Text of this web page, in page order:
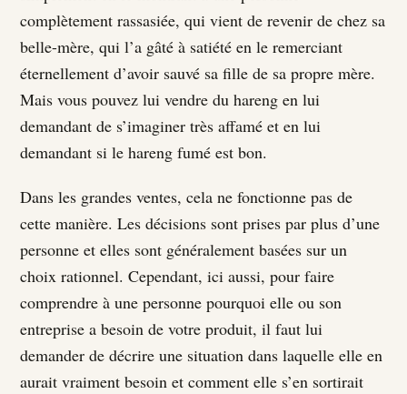
complètement rassasiée, qui vient de revenir de chez sa
belle-mère, qui l’a gâté à satiété en le remerciant
éternellement d’avoir sauvé sa fille de sa propre mère.
Mais vous pouvez lui vendre du hareng en lui
demandant de s’imaginer très affamé et en lui
demandant si le hareng fumé est bon.
Dans les grandes ventes, cela ne fonctionne pas de
cette manière. Les décisions sont prises par plus d’une
personne et elles sont généralement basées sur un
choix rationnel. Cependant, ici aussi, pour faire
comprendre à une personne pourquoi elle ou son
entreprise a besoin de votre produit, il faut lui
demander de décrire une situation dans laquelle elle en
aurait vraiment besoin et comment elle s’en sortirait